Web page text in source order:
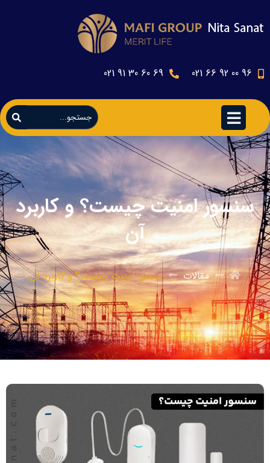
96 00 92 66 021
69 60 30 91 021
سنسور امنیت چیست؟ و کاربرد
آن
مقالات سنسور امنیت چیست؟ و کاربرد آن